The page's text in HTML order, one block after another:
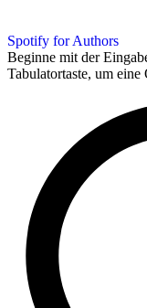
Spotify for Authors
Beginne mit der
Tabulatortaste, um